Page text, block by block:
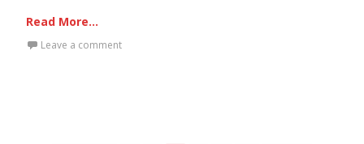
Read More...
Leave a comment